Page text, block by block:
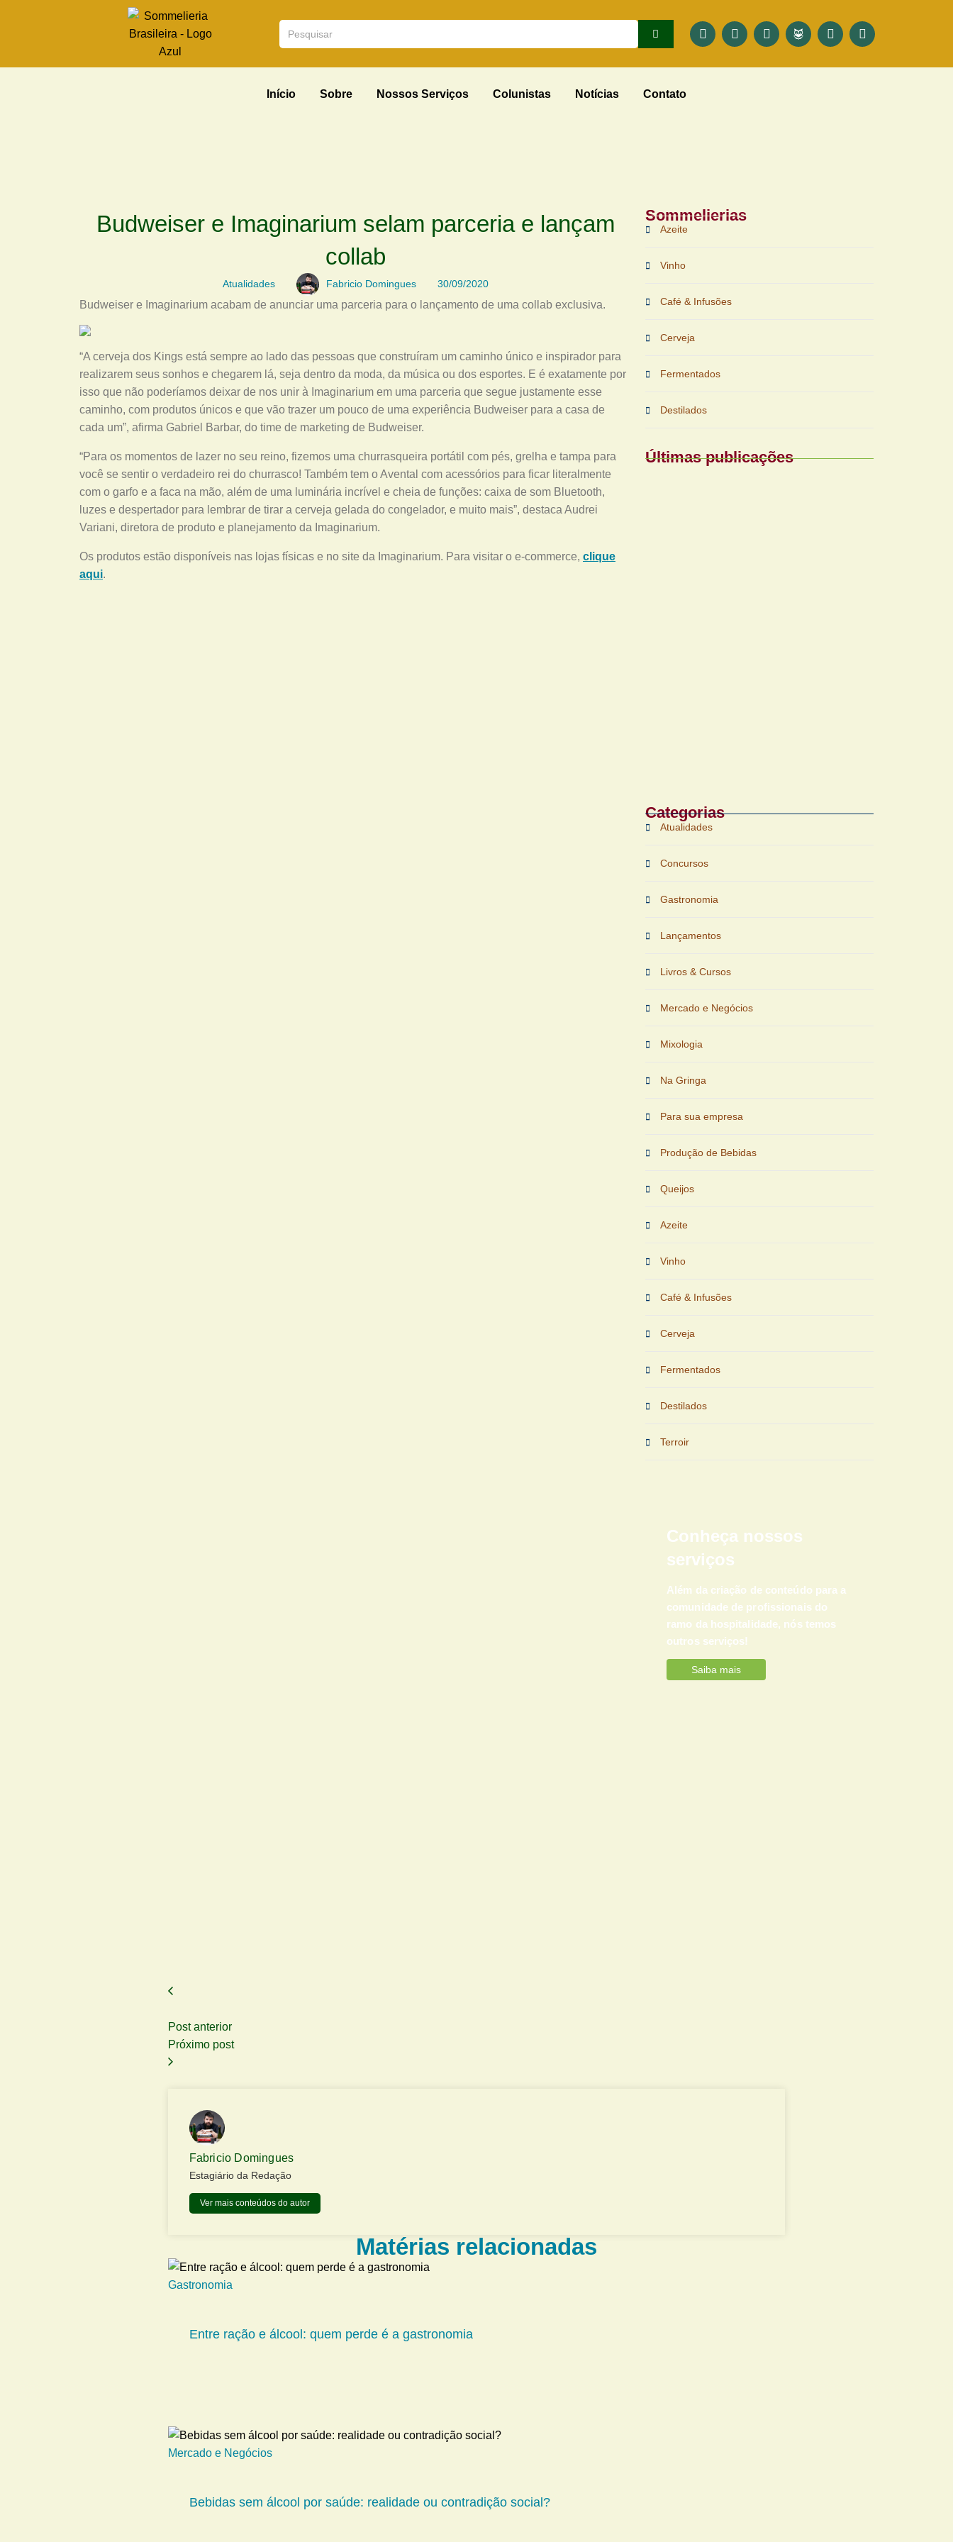
Início Sobre Nossos Serviços Colunistas Notícias Contato
Budweiser e Imaginarium selam parceria e lançam
collab
Atualidades Fabricio Domingues 30/09/2020
Budweiser e Imaginarium acabam de anunciar uma parceria para o lançamento de uma collab exclusiva.
“A cerveja dos Kings está sempre ao lado das pessoas que construíram um caminho único e inspirador para
realizarem seus sonhos e chegarem lá, seja dentro da moda, da música ou dos esportes. E é exatamente por
isso que não poderíamos deixar de nos unir à Imaginarium em uma parceria que segue justamente esse
caminho, com produtos únicos e que vão trazer um pouco de uma experiência Budweiser para a casa de
cada um”, afirma Gabriel Barbar, do time de marketing de Budweiser.
“Para os momentos de lazer no seu reino, fizemos uma churrasqueira portátil com pés, grelha e tampa para
você se sentir o verdadeiro rei do churrasco! Também tem o Avental com acessórios para ficar literalmente
com o garfo e a faca na mão, além de uma luminária incrível e cheia de funções: caixa de som Bluetooth,
luzes e despertador para lembrar de tirar a cerveja gelada do congelador, e muito mais”, destaca Audrei
Variani, diretora de produto e planejamento da Imaginarium.
Os produtos estão disponíveis nas lojas físicas e no site da Imaginarium. Para visitar o e-commerce, clique
aqui.
Sommelierias
Azeite
Vinho
Café & Infusões
Cerveja
Fermentados
Destilados
Últimas publicações
Categorias
Atualidades
Concursos
Gastronomia
Lançamentos
Livros & Cursos
Mercado e Negócios
Mixologia
Na Gringa
Para sua empresa
Produção de Bebidas
Queijos
Azeite
Vinho
Café & Infusões
Cerveja
Fermentados
Destilados
Terroir
Conheça nossos
serviços
Além da criação de conteúdo para a
comunidade de profissionais do
ramo da hospitalidade, nós temos
outros serviços!
Saiba mais
Post anterior
Próximo post
Fabricio Domingues
Estagiário da Redação
Ver mais conteúdos do autor
Matérias relacionadas
Gastronomia
Entre ração e álcool: quem perde é a gastronomia
Mercado e Negócios
Bebidas sem álcool por saúde: realidade ou contradição social?